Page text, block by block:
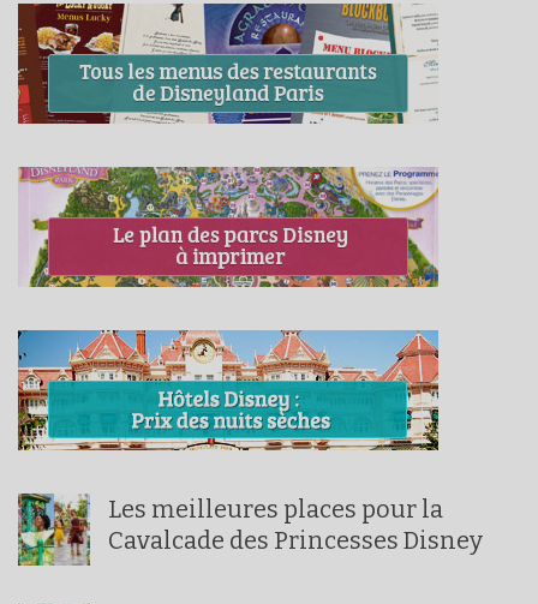
Les meilleures places pour la
Cavalcade des Princesses Disney